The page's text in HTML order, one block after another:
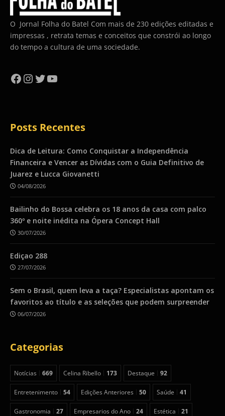
O Jornal Folha do Batel Com mais de 230 edições editadas e
impressas , retrata temas e conceitos que constrói ao longo
do tempo a cultura de uma sociedade.
Facebook
Instagram
Twitter
YouTube
Posts Recentes
Dica de Leitura: Como Conquistar a Independência
Financeira e Vencer as Dívidas com o Guia Definitivo de
Juarez e Lucca Giovanetti
04/08/2026
Bailinho do Bossa celebra os 18 anos da casa com palco
360º e noite inédita na Ópera Concept Hall
30/07/2026
Ediçao 288
27/07/2026
Sem o Brasil, quem leva a taça? Especialistas apontam os
favoritos ao título e as seleções que podem surpreender
06/07/2026
Categorias
Notícias 669 Celina Ribello 173 Destaque 92
Entretenimento 54 Edições Anteriores 50 Saúde 41
Gastronomia 27 Empresarios do Ano 24 Estética 21